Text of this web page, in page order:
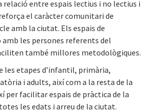
entre espais lectius i no lectius i
el caràcter comunitari de
amb la ciutat. Els espais de
les persones referents del
també millores metodològiques.
les etapes d’infantil, primària,
i adults, així com a la resta de la
per facilitar espais de pràctica de la
les edats i arreu de la ciutat.